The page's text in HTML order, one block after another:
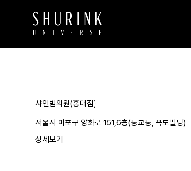
샤인빔의원(홍대점)
서울시 마포구 양화로 151,6층(동교동, 욱도빌딩)
상세보기